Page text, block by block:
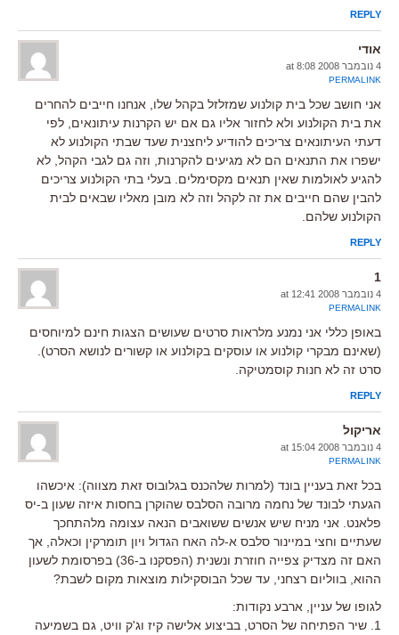
REPLY
אודי
4 נובמבר 2008 at 8:08
PERMALINK
אני חושב שכל בית קולנוע שמזלזל בקהל שלו, אנחנו חייבים להחרים
את בית הקולנוע ולא לחזור אליו גם אם יש הקרנות עיתונאים, לפי
דעתי העיתונאים צריכים להודיע ליחצנית שעד שבתי הקולנוע לא
ישפרו את התנאים הם לא מגיעים להקרנות, וזה גם לגבי הקהל, לא
להגיע לאולמות שאין תנאים מקסימלים. בעלי בתי הקולנוע צריכים
להבין שהם חייבים את זה לקהל וזה לא מובן מאליו שבאים לבית
הקולנוע שלהם.
REPLY
1
4 נובמבר 2008 at 12:41
PERMALINK
באופן כללי אני נמנע מלראות סרטים שעושים הצגות חינם למיוחסים
(שאינם מבקרי קולנוע או עוסקים בקולנוע או קשורים לנושא הסרט).
סרט זה לא חנות קוסמטיקה.
REPLY
אריקול
4 נובמבר 2008 at 15:04
PERMALINK
בכל זאת בעניין בונד (למרות שלהכנס בגלובוס זאת מצווה): איכשהו
הגעתי לבונד של נחמה מרובה הסלבס שהוקרן בחסות איזה שעון ב-יס
פלאנט. אני מניח שיש אנשים ששואבים הנאה עצומה מלהתחכך
שעתיים וחצי במיינור סלבס א-לה האח הגדול ויון תומרקין וכאלה, אך
האם זה מצדיק צפייה חוזרת ונשנית (הפסקנו ב-36) בפרסומת לשעון
ההוא, בווליום רצחני, עד שכל הבוסקילות מוצאות מקום לשבת?
לגופו של עניין, ארבע נקודות:
1. שיר הפתיחה של הסרט, בביצוע אלישה קיז וג'ק וויט, גם בשמיעה